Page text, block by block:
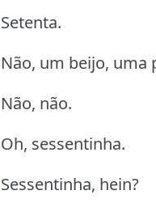
Setenta.
Não, um beijo, uma
Não, não.
Oh, sessentinha.
Sessentinha, hein?